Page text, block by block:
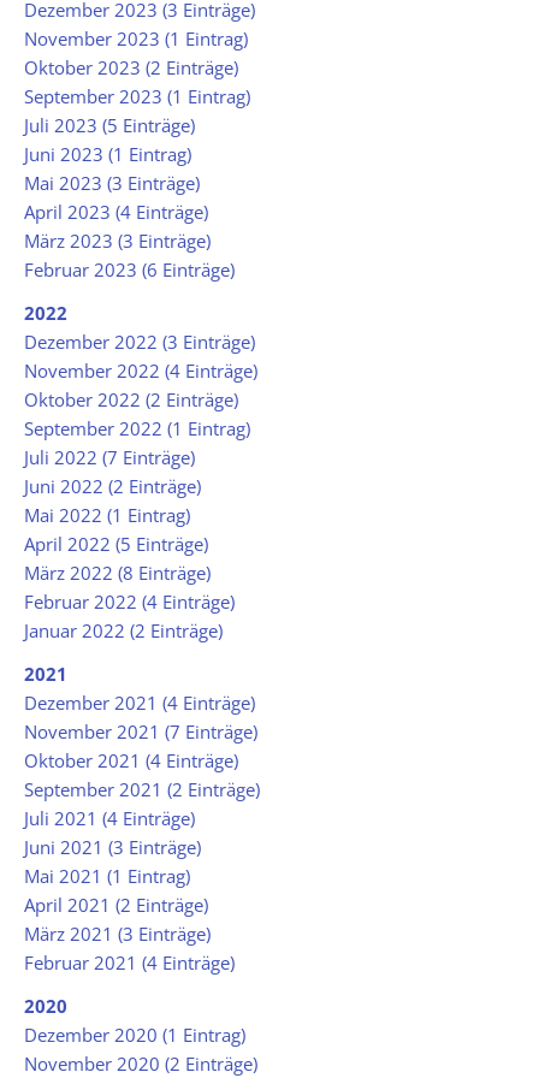
Dezember 2023 (3 Einträge)
November 2023 (1 Eintrag)
Oktober 2023 (2 Einträge)
September 2023 (1 Eintrag)
Juli 2023 (5 Einträge)
Juni 2023 (1 Eintrag)
Mai 2023 (3 Einträge)
April 2023 (4 Einträge)
März 2023 (3 Einträge)
Februar 2023 (6 Einträge)
2022
Dezember 2022 (3 Einträge)
November 2022 (4 Einträge)
Oktober 2022 (2 Einträge)
September 2022 (1 Eintrag)
Juli 2022 (7 Einträge)
Juni 2022 (2 Einträge)
Mai 2022 (1 Eintrag)
April 2022 (5 Einträge)
März 2022 (8 Einträge)
Februar 2022 (4 Einträge)
Januar 2022 (2 Einträge)
2021
Dezember 2021 (4 Einträge)
November 2021 (7 Einträge)
Oktober 2021 (4 Einträge)
September 2021 (2 Einträge)
Juli 2021 (4 Einträge)
Juni 2021 (3 Einträge)
Mai 2021 (1 Eintrag)
April 2021 (2 Einträge)
März 2021 (3 Einträge)
Februar 2021 (4 Einträge)
2020
Dezember 2020 (1 Eintrag)
November 2020 (2 Einträge)